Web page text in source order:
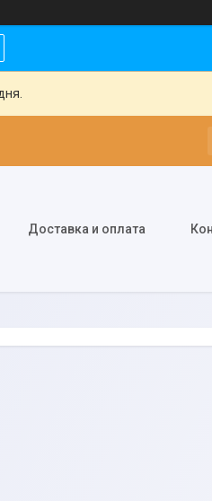
Доставка и оплата